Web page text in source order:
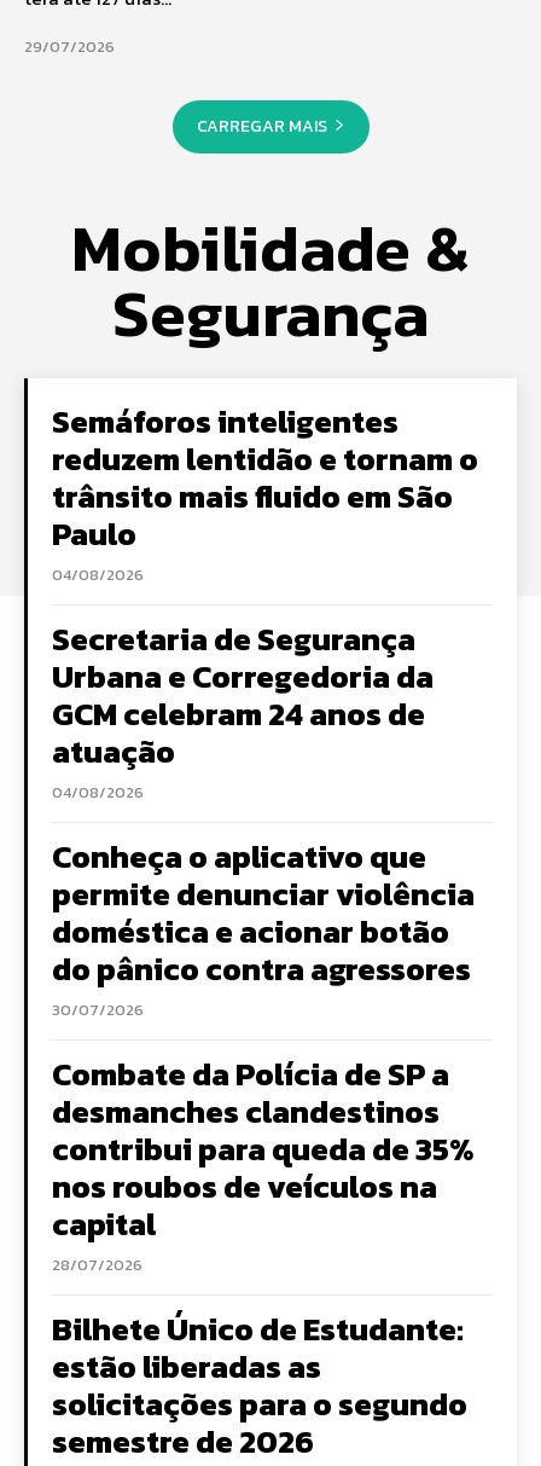
29/07/2026
CARREGAR MAIS
Mobilidade &
Segurança
Semáforos inteligentes
reduzem lentidão e tornam o
trânsito mais fluido em São
Paulo
04/08/2026
Secretaria de Segurança
Urbana e Corregedoria da
GCM celebram 24 anos de
atuação
04/08/2026
Conheça o aplicativo que
permite denunciar violência
doméstica e acionar botão
do pânico contra agressores
30/07/2026
Combate da Polícia de SP a
desmanches clandestinos
contribui para queda de 35%
nos roubos de veículos na
capital
28/07/2026
Bilhete Único de Estudante:
estão liberadas as
solicitações para o segundo
semestre de 2026